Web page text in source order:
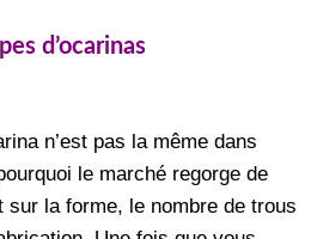
d’ocarinas
n’est pas la même dans
le marché regorge de
sur la forme, le nombre de trous